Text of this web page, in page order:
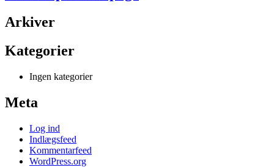
Arkiver
Kategorier
Ingen kategorier
Meta
Log ind
Indlægsfeed
Kommentarfeed
WordPress.org